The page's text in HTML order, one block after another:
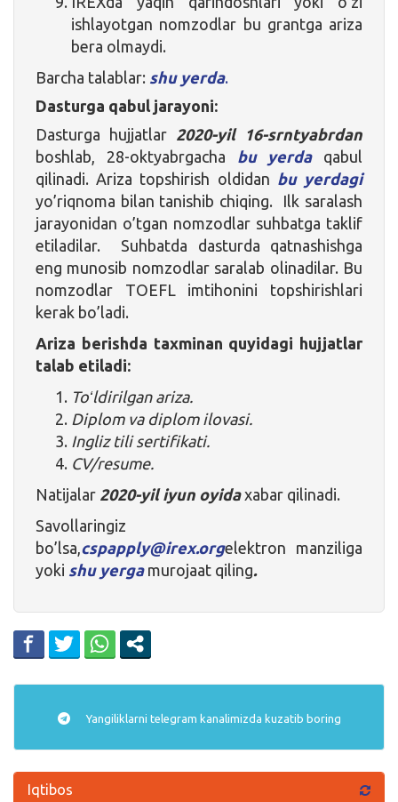
ishlayotgan nomzodlar bu grantga ariza
bera olmaydi.
Barcha talablar: shu yerda.
Dasturga qabul jarayoni:
Dasturga hujjatlar 2020-yil 16-srntyabrdan
boshlab, 28-oktyabrgacha
bu yerdaqabul
qilinadi. Ariza topshirish oldidan bu yerdagi
yo’riqnoma bilan tanishib chiqing. Ilk saralash
jarayonidan o’tgan nomzodlar suhbatga taklif
etiladilar. Suhbatda dasturda qatnashishga
eng munosib nomzodlar saralab olinadilar. Bu
nomzodlar TOEFL imtihonini topshirishlari
kerak bo’ladi.
Ariza berishda taxminan quyidagi hujjatlar
talab etiladi:
Toʻldirilgan ariza.
Diplom va diplom ilovasi.
Ingliz tili sertifikati.
CV/resume.
Natijalar 2020-yil iyun oyidaxabar qilinadi.
Savollaringiz
bo’lsa, cspapply@irex.orgelektron manziliga
yoki shu yergamurojaat qiling.
Yangiliklarni telegram kanalimizda kuzatib boring
Iqtibos